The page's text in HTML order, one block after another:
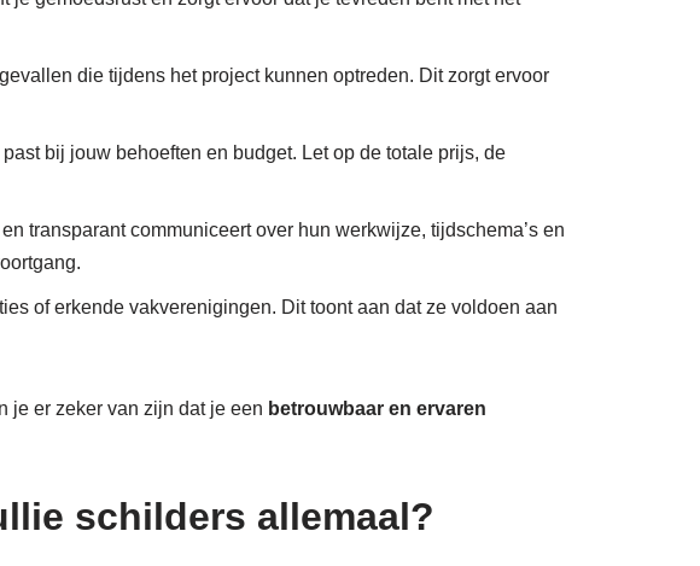
die tijdens het project kunnen optreden. Dit zorgt ervoor
bij jouw behoeften en budget. Let op de totale prijs, de
transparant communiceert over hun werkwijze, tijdschema’s en
of erkende vakverenigingen. Dit toont aan dat ze voldoen aan
je er zeker van zijn dat je een betrouwbaar en ervaren
schilders allemaal?